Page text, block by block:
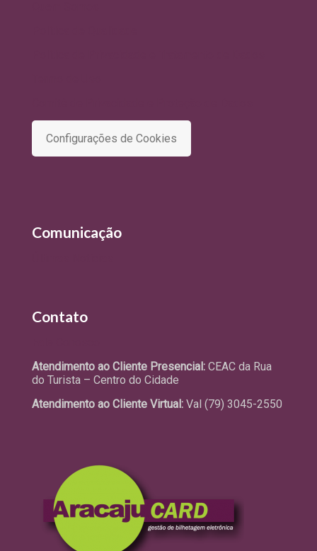
Configurações de Cookies
Comunicação
Contato
Atendimento ao Cliente Presencial: CEAC da Rua
do Turista – Centro do Cidade
Atendimento ao Cliente Virtual: Val (79) 3045-2550